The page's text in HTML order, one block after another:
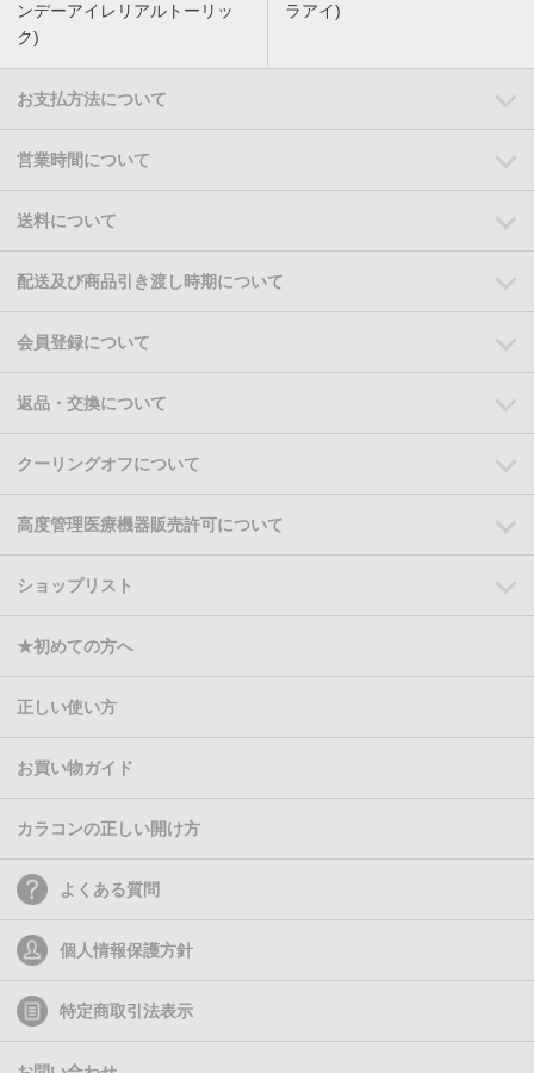
ンデーアイレリアルトーリッ
ク)
ラアイ)
お支払方法について
営業時間について
送料について
配送及び商品引き渡し時期について
会員登録について
返品・交換について
クーリングオフについて
高度管理医療機器販売許可について
ショップリスト
★初めての方へ
正しい使い方
お買い物ガイド
カラコンの正しい開け方
よくある質問
個人情報保護方針
特定商取引法表示